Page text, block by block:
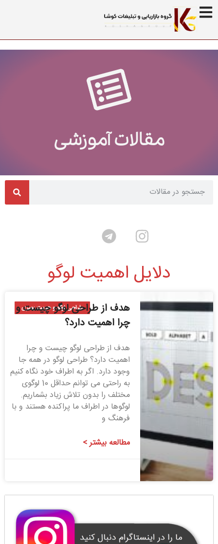
مقالات آموزشی
دلایل اهمیت لوگو
طراحی لوگو و هویت بصری
هدف از طراحی لوگو چیست و
چرا اهمیت دارد؟
هدف از طراحی لوگو چیست و چرا
اهمیت دارد؟ طراحی لوگو در همه جا
وجود دارد. اگر به اطراف خود نگاه کنیم
به راحتی می توانم حداقل 10 لوگوی
مختلف را بدون تلاش زیاد بشماریم.
لوگوها در اطراف ما پراکنده هستند و با
فرهنگ و
مطالعه بیشتر >
1400/08/24